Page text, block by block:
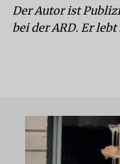
Der Autor ist
bei der ARD. Er